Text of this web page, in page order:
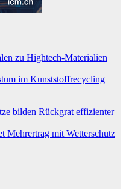
zu Hightech-Materialien
im Kunststoffrecycling
bilden Rückgrat effizienter
Mehrertrag mit Wetterschutz